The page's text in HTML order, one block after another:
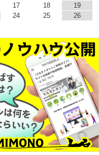
17 18
19
24 25
26